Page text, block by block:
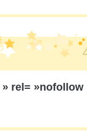
» rel=